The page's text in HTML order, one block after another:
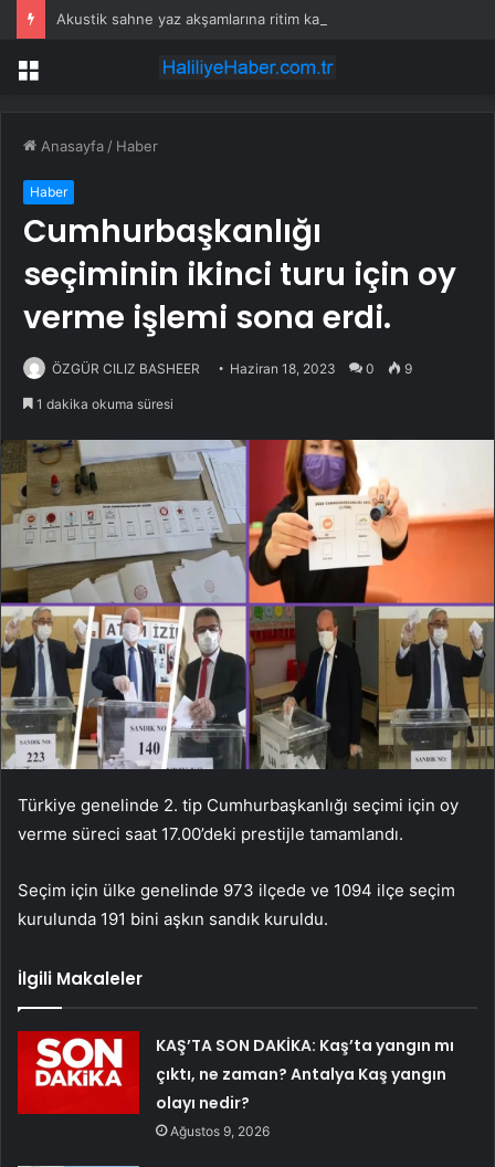
Akustik sahne yaz akşamlarına ritim katıyor
Menü
Anasayfa / Haber
Haber
Cumhurbaşkanlığı
seçiminin ikinci turu için oy
verme işlemi sona erdi.
ÖZGÜR CILIZ BASHEER Haziran 18, 2023 0 9
1 dakika okuma süresi
Türkiye genelinde 2. tip Cumhurbaşkanlığı seçimi için oy
verme süreci saat 17.00’deki prestijle tamamlandı.
Seçim için ülke genelinde 973 ilçede ve 1094 ilçe seçim
kurulunda 191 bini aşkın sandık kuruldu.
İlgili Makaleler
KAŞ’TA SON DAKİKA: Kaş’ta yangın mı
çıktı, ne zaman? Antalya Kaş yangın
olayı nedir?
Ağustos 9, 2026